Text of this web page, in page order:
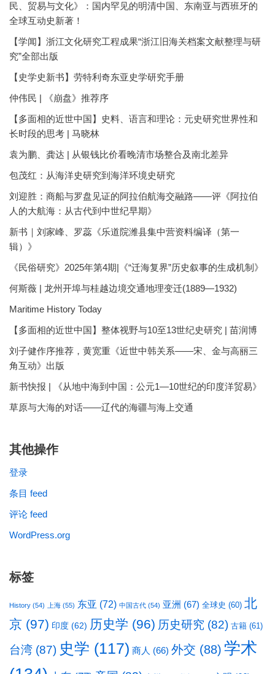
民、贸易与文化》：国内罕见的明清中国、东南亚与西班牙的
全球互动史新著！
【学闻】浙江文化研究工程成果“浙江旧海关档案文献整理与研
究”全部出版
【史学史新书】劳特利奇东亚史学研究手册
仲伟民 | 《崩盘》推荐序
【多面相的近世中国】史料、语言和理论：元史研究世界性和
长时段的思考 | 马晓林
袁为鹏、龚达 | 从银钱比价看晚清市场整合及南北差异
包茂红：从海洋史研究到海洋环境史研究
刘迎胜：商船与罗盘见证的阿拉伯航海交融路——评《阿拉伯
人的大航海：从古代到中世纪早期》
新书｜刘家峰、罗蕊《乐道院潍县集中营资料编译（第一
辑）》
《民俗研究》2025年第4期|《“迁海复界”历史叙事的生成机制》
何斯薇 | 龙州开埠与桂越边境交通地理变迁(1889—1932)
Maritime History Today
【多面相的近世中国】整体视野与10至13世纪史研究 | 苗润博
刘子健作序推荐，黄宽重《近世中韩关系——宋、金与高丽三
角互动》出版
新书快报 | 《从地中海到中国：公元1—10世纪的印度洋贸易》
草原与大海的对话——辽代的海疆与海上交通
其他操作
登录
条目 feed
评论 feed
WordPress.org
标签
History (54) 上海 (55) 东亚 (72) 中国古代 (54) 亚洲 (67) 全球史 (60) 北
京 (97) 印度 (62) 历史学 (96) 历史研究 (82) 古籍 (61)
台湾 (87) 史学 (117) 商人 (66) 外交 (88) 学术